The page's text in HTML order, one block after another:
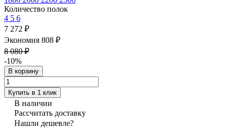
Количество полок
4 5 6
7 272 ₽
Экономия 808 ₽
8 080 ₽
-10%
В корзину
Купить в 1 клик
В наличии
Рассчитать доставку
Нашли дешевле?